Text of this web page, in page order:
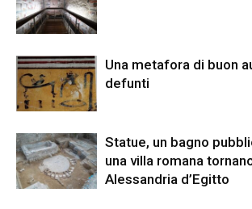
Una metafora di buon
defunti
Statue, un bagno
una villa romana
Alessandria d’Egitto